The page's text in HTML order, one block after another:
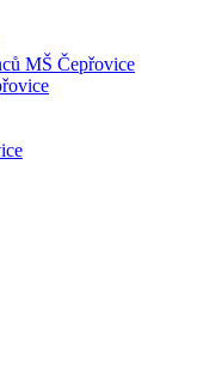
MŠ Čepřovice